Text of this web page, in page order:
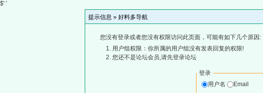
$' '
提示信息 » 好料多导航
您没有登录或者您没有权限访问此页面，可能有如下几个原因:
用户组权限：你所属的用户组没有发表回复的权限!
您还不是论坛会员,请先登录论坛
登录
用户名
Email